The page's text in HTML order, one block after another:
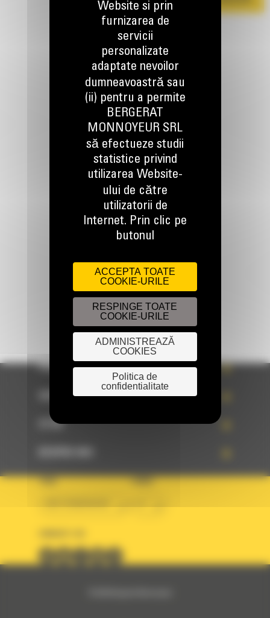
TINEM LEGATURA
Apelati-ne
0800 89 10 10
TRIMITETI O CERERE
PRODUSE
SERVICII
STIRI
TARA
BM ROMANIAN
LIMBA
ro
Website si prin
furnizarea de
servicii
personalizate
adaptate nevoilor
dumneavoastră sau
(ii) pentru a permite
BERGERAT
MONNOYEUR SRL
să efectueze studii
statistice privind
utilizarea Website-
ului de către
utilizatorii de
Internet. Prin clic pe
butonul
ACCEPTA TOATE
COOKIE-URILE
RESPINGE TOATE
COOKIE-URILE
ADMINISTREAZĂ
COOKIES
Politica de
confidentialitate